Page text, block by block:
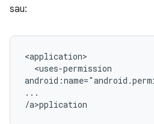
sau:
<uses-permission
...
/a>p